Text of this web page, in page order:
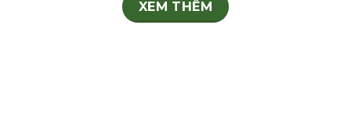
XEM THÊM